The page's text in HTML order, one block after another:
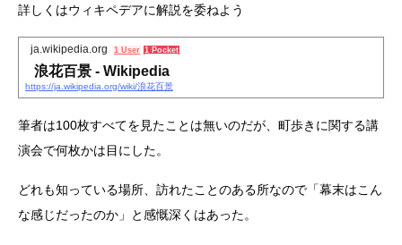
詳しくはウィキペデアに解説を委ねよう
ja.wikipedia.org 1 User 1 Pocket
浪花百景 - Wikipedia
https://ja.wikipedia.org/wiki/浪花百景
筆者は100枚すべてを見たことは無いのだが、町歩きに関する講
演会で何枚かは目にした。
どれも知っている場所、訪れたことのある所なので「幕末はこん
な感じだったのか」と感慨深くはあった。